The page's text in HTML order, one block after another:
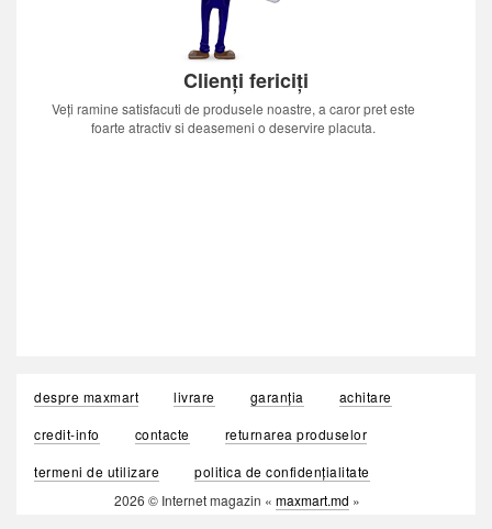
Clienți fericiți
Veți ramine satisfacuti de produsele noastre, a caror pret este
foarte atractiv si deasemeni o deservire placuta.
despre maxmart livrare garanția
achitare
credit-info
contacte
returnarea produselor
termeni de utilizare
politica de confidențialitate
2026 © Internet magazin « maxmart.md »